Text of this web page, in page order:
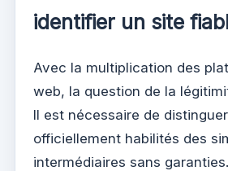
identifier un site
Avec la multiplication des
web, la question de la
Il est nécessaire de
officiellement habilités des
intermédiaires sans garanties.